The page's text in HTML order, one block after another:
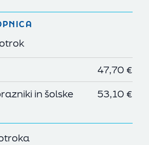
47,70 €
in šolske
53,10 €